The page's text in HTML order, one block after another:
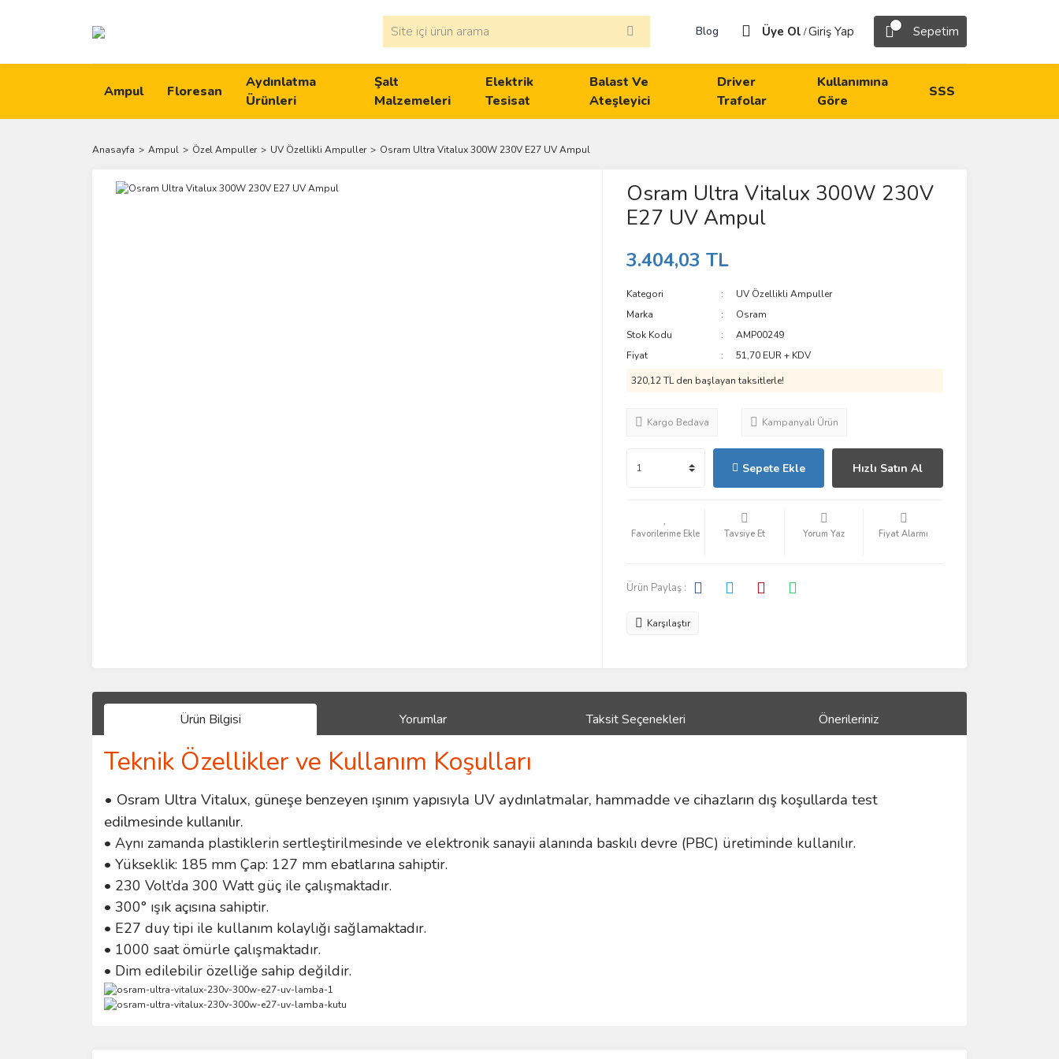
Blog Üye Ol /Giriş Yap Sepetim
Ampul Floresan
Aydınlatma
Ürünleri
Şalt
Malzemeleri
Elektrik
Tesisat
Balast Ve
Ateşleyici
Driver
Trafolar
Kullanımına
Göre
SSS
Anasayfa Ampul Özel Ampuller UV Özellikli Ampuller Osram Ultra Vitalux 300W 230V E27 UV Ampul
Osram Ultra Vitalux 300W 230V
E27 UV Ampul
3.404,03 TL
Kategori
UV Özellikli Ampuller
Marka
Osram
Stok Kodu
AMP00249
Fiyat
51,70 EUR + KDV
320,12 TL den başlayan taksitlerle!
Kargo Bedava Kampanyalı Ürün
Sepete Ekle Hızlı Satın Al
Tavsiye Et Yorum Yaz Fiyat Alarmı
Ürün Paylaş :
Karşılaştır
Ürün Bilgisi Yorumlar Taksit Seçenekleri Önerileriniz
Teknik Özellikler ve Kullanım Koşulları
• Osram Ultra Vitalux, güneşe benzeyen ışınım yapısıyla UV aydınlatmalar, hammadde ve cihazların dış koşullarda test
edilmesinde kullanılır.
• Aynı zamanda plastiklerin sertleştirilmesinde ve elektronik sanayii alanında baskılı devre (PBC) üretiminde kullanılır.
• Yükseklik: 185 mm Çap: 127 mm ebatlarına sahiptir.
• 230 Volt’da 300 Watt güç ile çalışmaktadır.
• 300° ışık açısına sahiptir.
• E27 duy tipi ile kullanım kolaylığı sağlamaktadır.
• 1000 saat ömürle çalışmaktadır.
• Dim edilebilir özelliğe sahip değildir.